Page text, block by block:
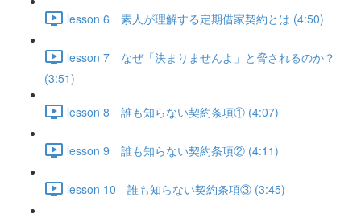
lesson 6 素人が理解する定期借家契約とは (4:50)
lesson 7 なぜ「決まりませんよ」と脅されるのか？
(3:51)
lesson 8 誰も知らない契約条項① (4:07)
lesson 9 誰も知らない契約条項② (4:11)
lesson 10 誰も知らない契約条項③ (3:45)